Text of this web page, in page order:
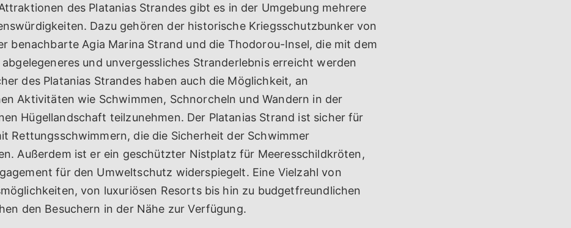
des Platanias Strandes gibt es in der Umgebung mehrere
Dazu gehören der historische Kriegsschutzbunker von
benachbarte Agia Marina Strand und die Thodorou-Insel, die mit dem
und unvergessliches Stranderlebnis erreicht werden
des Platanias Strandes haben auch die Möglichkeit, an
Aktivitäten wie Schwimmen, Schnorcheln und Wandern in der
Hügellandschaft teilzunehmen. Der Platanias Strand ist sicher für
Rettungsschwimmern, die die Sicherheit der Schwimmer
Außerdem ist er ein geschützter Nistplatz für Meeresschildkröten,
für den Umweltschutz widerspiegelt. Eine Vielzahl von
von luxuriösen Resorts bis hin zu budgetfreundlichen
den Besuchern in der Nähe zur Verfügung.